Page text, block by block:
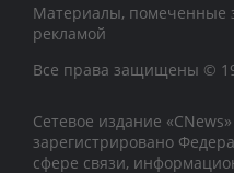
Материалы, помеченные
рекламой
Все права защищены ©
Сетевое издание
зарегистрировано
сфере связи,